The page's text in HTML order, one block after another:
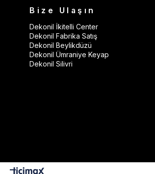
Bize Ulaşın
Dekonil İkitelli Center
Dekonil Fabrika Satış
Dekonil Beylikdüzü
Dekonil Ümraniye Keyap
Dekonil Silivri